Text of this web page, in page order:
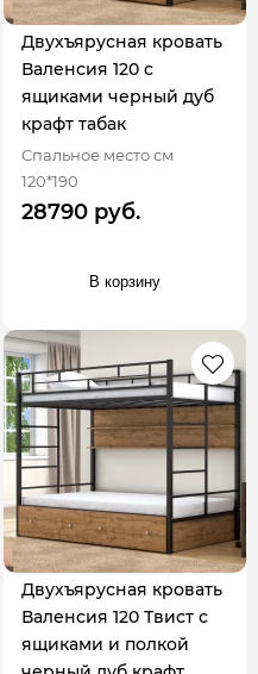
Двухъярусная кровать
Валенсия 120 с
ящиками черный дуб
крафт табак
Спальное место см
120*190
28790 руб.
В корзину
Двухъярусная кровать
Валенсия 120 Твист с
ящиками и полкой